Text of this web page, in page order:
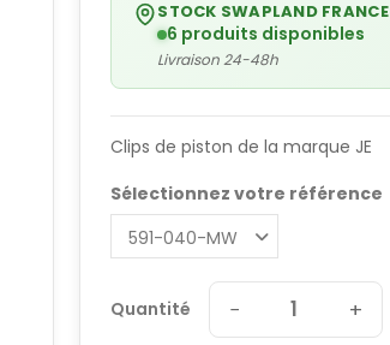
STOCK SWAPLAND FRANCE
6 produits disponibles
Livraison 24-48h
Clips de piston de la marque JE
Sélectionnez votre référence
Quantité − +